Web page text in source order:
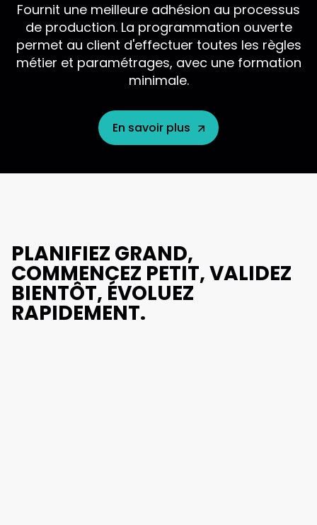
Fournit une meilleure adhésion au processus
de production. La programmation ouverte
permet au client d'effectuer toutes les règles
métier et paramétrages, avec une formation
minimale.
En savoir plus
PLANIFIEZ GRAND,
COMMENCEZ PETIT, VALIDEZ
BIENTÔT, ÉVOLUEZ
RAPIDEMENT.